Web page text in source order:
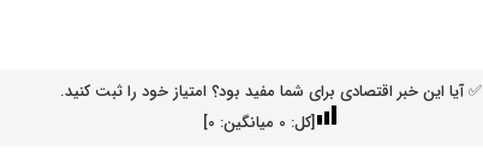
✅ آیا این خبر اقتصادی برای شما مفید بود؟ امتیاز خود را ثبت کنید.
[کل: 0 میانگین: 0
]